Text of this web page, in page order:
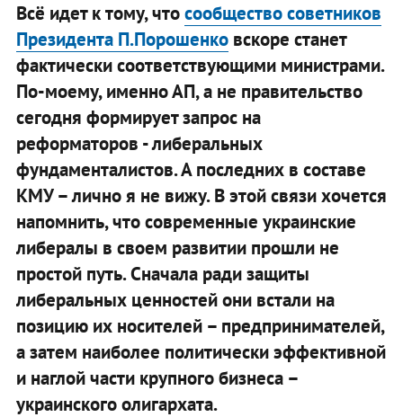
Всё идет к тому, чтосообщество советников
Президента П.Порошенковскоре станет
фактически соответствующими министрами.
По-моему, именно АП, а не правительство
сегодня формирует запрос на
реформаторов - либеральных
фундаменталистов. А последних в составе
КМУ – лично я не вижу. В этой связи хочется
напомнить, что современные украинские
либералы в своем развитии прошли не
простой путь. Сначала ради защиты
либеральных ценностей они встали на
позицию их носителей – предпринимателей,
а затем наиболее политически эффективной
и наглой части крупного бизнеса –
украинского олигархата.